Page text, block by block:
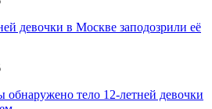
девочки в Москве заподозрили её
тело 12-летней девочки